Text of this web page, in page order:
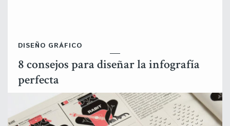
DISEÑO GRÁFICO
8 consejos para diseñar la infografía
perfecta